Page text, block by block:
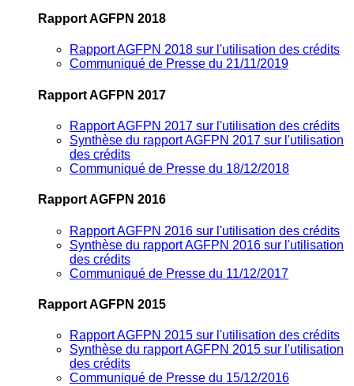
Rapport AGFPN 2018
Rapport AGFPN 2018 sur l'utilisation des crédits
Communiqué de Presse du 21/11/2019
Rapport AGFPN 2017
Rapport AGFPN 2017 sur l'utilisation des crédits
Synthèse du rapport AGFPN 2017 sur l'utilisation
des crédits
Communiqué de Presse du 18/12/2018
Rapport AGFPN 2016
Rapport AGFPN 2016 sur l'utilisation des crédits
Synthèse du rapport AGFPN 2016 sur l'utilisation
des crédits
Communiqué de Presse du 11/12/2017
Rapport AGFPN 2015
Rapport AGFPN 2015 sur l'utilisation des crédits
Synthèse du rapport AGFPN 2015 sur l'utilisation
des crédits
Communiqué de Presse du 15/12/2016